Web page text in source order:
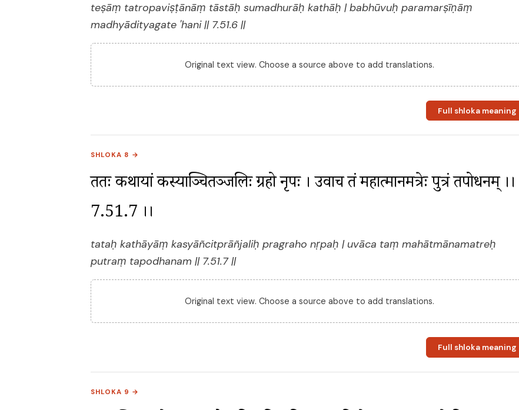
teṣāṃ tatropaviṣṭānāṃ tāstāḥ sumadhurāḥ kathāḥ | babhūvuḥ paramarṣīṇāṃ
madhyādityagate 'hani || 7.51.6 ||
Original text view. Choose a source above to add translations.
Full shloka meaning
SHLOKA 8 →
ततः कथायां कस्याञ्चित्प्राञ्जलिः प्रग्रहो नृपः । उवाच तं महात्मानमत्रेः पुत्रं तपोधनम् ।।
7.51.7 ।।
tataḥ kathāyāṃ kasyāñcitprāñjaliḥ pragraho nṛpaḥ | uvāca taṃ mahātmānamatreḥ
putraṃ tapodhanam || 7.51.7 ||
Original text view. Choose a source above to add translations.
Full shloka meaning
SHLOKA 9 →